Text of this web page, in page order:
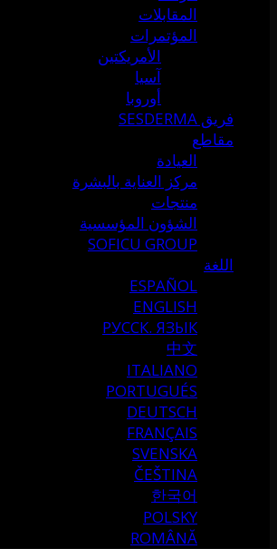
المقابلات
المؤتمرات
الأمريكتين
آسيا
أوروبا
فريق SESDERMA
مقاطع
العيادة
مركز العناية بالبشرة
منتجات
الشؤون المؤسسية
SOFICU GROUP
اللغة
ESPAÑOL
ENGLISH
РУССК. ЯЗЫК
中文
ITALIANO
PORTUGUÉS
DEUTSCH
FRANÇAIS
SVENSKA
ČEŠTINA
한국어
POLSKY
ROMÂNĂ